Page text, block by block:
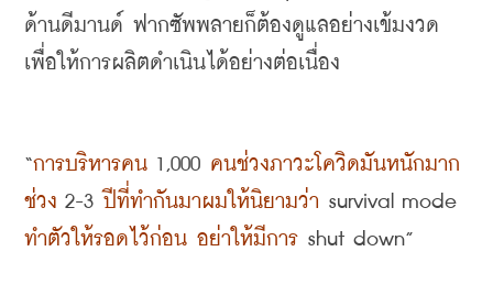
ด้านดีมานด์ ฟากซัพพลายก็ต้องดูแลอย่างเข้มงวด
เพื่อให้การผลิตดำเนินได้อย่างต่อเนื่อง
“การบริหารคน 1,000 คนช่วงภาวะโควิดมันหนักมาก
ช่วง 2-3 ปีที่ทำกันมาผมให้นิยามว่า
ทำตัวให้รอดไว้ก่อน อย่าให้มีการ shut down”